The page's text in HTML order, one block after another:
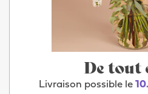
De tout
Livraison possible le